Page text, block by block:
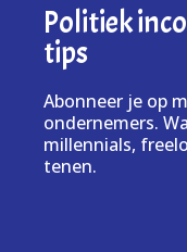
Politiek
tips
Abonneer je op
ondernemers.
millennials,
tenen.